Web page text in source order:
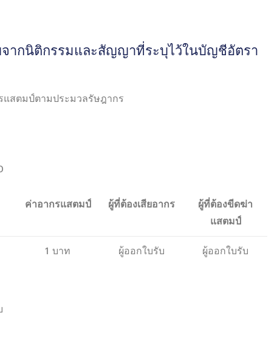
จากนิติกรรมและสัญญาที่ระบุไว้ในบัญชีอัตรา
แสตมป์ตามประมวลรัษฎากร
ค่าอากรแสตมป์ ผู้ที่ต้องเสียอากร
ผู้ที่ต้องขีดฆ่า
แสตมป์
1 บาท ผู้ออกใบรับ ผู้ออกใบรับ